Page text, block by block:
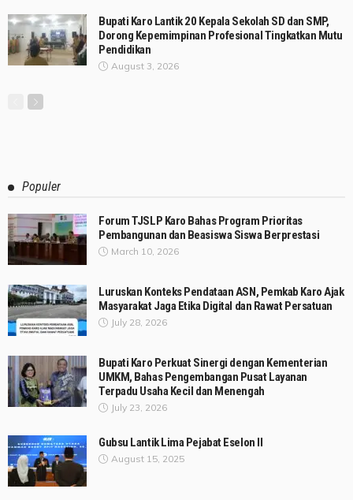
Bupati Karo Lantik 20 Kepala Sekolah SD dan SMP,
Dorong Kepemimpinan Profesional Tingkatkan Mutu
Pendidikan
August 3, 2026
Populer
Forum TJSLP Karo Bahas Program Prioritas
Pembangunan dan Beasiswa Siswa Berprestasi
March 10, 2026
Luruskan Konteks Pendataan ASN, Pemkab Karo Ajak
Masyarakat Jaga Etika Digital dan Rawat Persatuan
July 28, 2026
Bupati Karo Perkuat Sinergi dengan Kementerian
UMKM, Bahas Pengembangan Pusat Layanan
Terpadu Usaha Kecil dan Menengah
July 23, 2026
Gubsu Lantik Lima Pejabat Eselon II
August 15, 2025